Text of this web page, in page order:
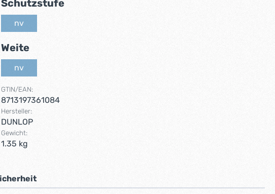
Schutzstufeauswählen
nv
Weiteauswählen
nv
GTIN/EAN:
8713197361084
Hersteller:
DUNLOP
Gewicht:
1.35 kg